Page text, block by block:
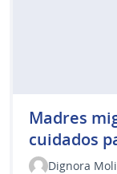
Madres
cuidados
Dignora